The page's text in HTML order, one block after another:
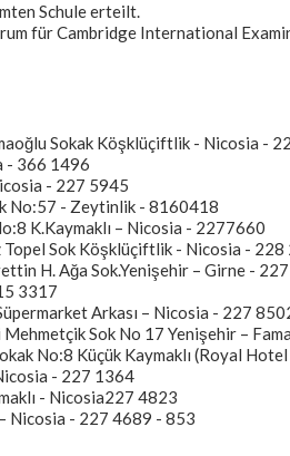
Schule erteilt.
für Cambridge International
Sokak Köşklüçiftlik - Nicosia -
- 366 1496
- 227 5945
No:57 - Zeytinlik - 8160418
K.Kaymaklı – Nicosia - 2277660
Topel Sok Köşklüçiftlik - Nicosia - 228
H. Ağa Sok.Yenişehir – Girne -
3317
Arkası – Nicosia - 227
Sok No 17 Yenişehir –
No:8 Küçük Kaymaklı (Royal
- 227 1364
- Nicosia227 4823
Nicosia - 227 4689 - 853